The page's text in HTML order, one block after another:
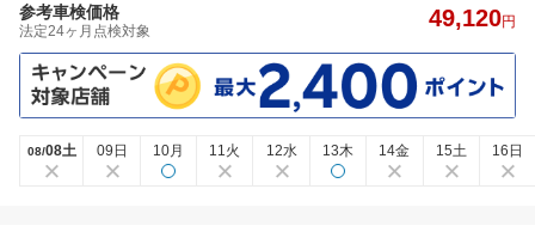
参考車検価格
法定24ヶ月点検対象 49,120円
08/08土 09日 10月 11火 12水 13木 14金 15土 16日